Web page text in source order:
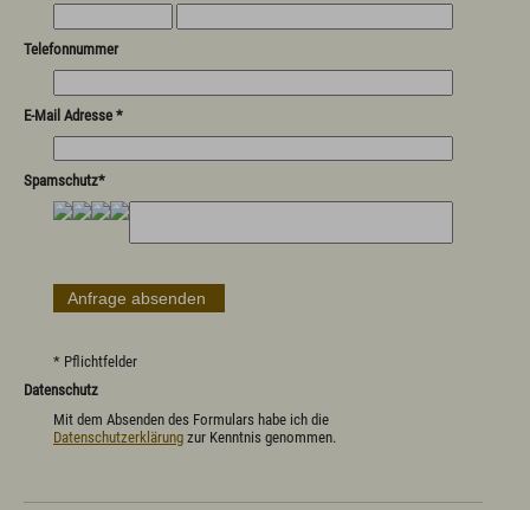
Telefonnummer
E-Mail Adresse *
Spamschutz*
* Pflichtfelder
Datenschutz
Mit dem Absenden des Formulars habe ich die
Datenschutzerklärung zur Kenntnis genommen.